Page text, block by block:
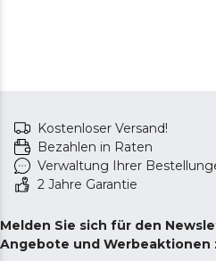
Kostenloser Versand!
Bezahlen in Raten
Verwaltung Ihrer
2 Jahre Garantie
Melden Sie sich für den
Angebote und Werbeaktionen